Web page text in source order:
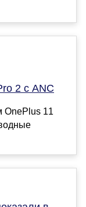
2 с ANC
OnePlus 11